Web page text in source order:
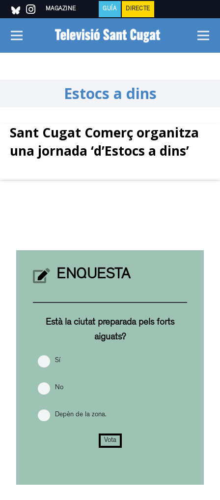
MAGAZINE GUÍA DIRECTE
Estocs a dins
Sant Cugat Comerç organitza
una jornada ‘d’Estocs a dins’
ENQUESTA
Està la ciutat preparada pels forts
aiguats?
Sí
No
Depèn de la zona.
Vota